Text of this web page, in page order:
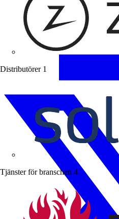
Distributörer 1
Tjänster för branschen 4